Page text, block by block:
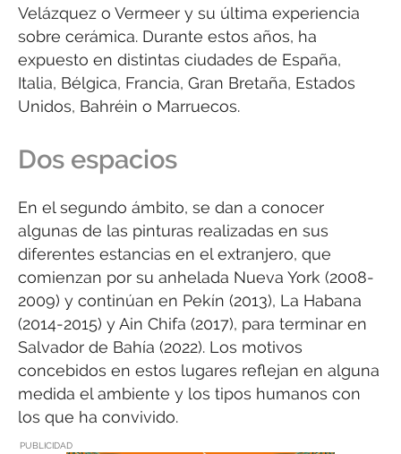
Velázquez o Vermeer y su última experiencia
sobre cerámica. Durante estos años, ha
expuesto en distintas ciudades de España,
Italia, Bélgica, Francia, Gran Bretaña, Estados
Unidos, Bahréin o Marruecos.
Dos espacios
En el segundo ámbito, se dan a conocer
algunas de las pinturas realizadas en sus
diferentes estancias en el extranjero, que
comienzan por su anhelada Nueva York (2008-
2009) y continúan en Pekín (2013), La Habana
(2014-2015) y Ain Chifa (2017), para terminar en
Salvador de Bahía (2022). Los motivos
concebidos en estos lugares reflejan en alguna
medida el ambiente y los tipos humanos con
los que ha convivido.
PUBLICIDAD